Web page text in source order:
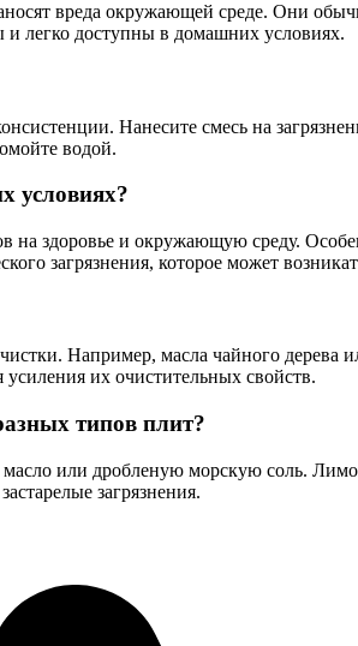
вреда окружающей среде. Они
и легко доступны в домашних условиях.
Нанесите смесь на
водой.
условиях?
здоровье и окружающую среду.
загрязнения, которое может
Например, масла чайного дерева
их очистительных свойств.
типов плит?
или дробленую морскую соль.
загрязнения.